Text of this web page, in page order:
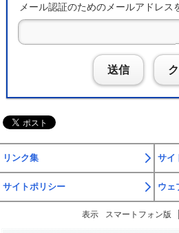
メール認証のためのメールアドレス
送信
リンク集 サイ
サイトポリシー ウェ
表示 スマートフォン版